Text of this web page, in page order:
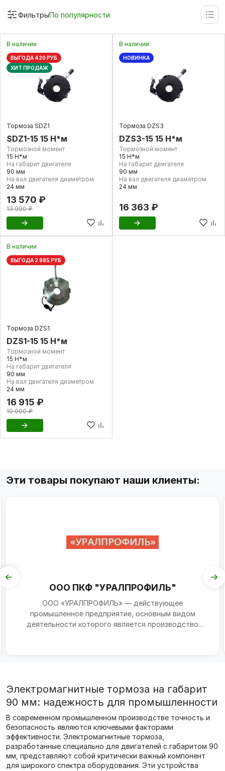
ФильтрыПо популярности
В наличии
ВЫГОДА 420 РУБ
ХИТ ПРОДАЖ
Тормоза SDZ1
SDZ1-15 15 Н*м
Тормозной момент
15 Н*м
На габарит двигателя
90 мм
На вал двигателя диаметром
24 мм
13 570 ₽
13 990 ₽
В наличии
НОВИНКА
Тормоза DZS3
DZS3-15 15 Н*м
Тормозной момент
15 Н*м
На габарит двигателя
90 мм
На вал двигателя диаметром
24 мм
16 363 ₽
В наличии
ВЫГОДА 2 985 РУБ
Тормоза DZS1
DZS1-15 15 Н*м
Тормозной момент
15 Н*м
На габарит двигателя
90 мм
На вал двигателя диаметром
24 мм
16 915 ₽
19 900 ₽
Эти товары покупают наши клиенты:
ООО ПКФ "УРАЛПРОФИЛЬ"
ООО «УРАЛПРОФИЛЬ» — действующее
промышленное предприятие, основным видом
деятельности которого является производство
Электромагнитные тормоза на габарит
90 мм: надежность для промышленности
В современном промышленном производстве точность и
безопасность являются ключевыми факторами
эффективности. Электромагнитные тормоза,
разработанные специально для двигателей с габаритом 90
мм, представляют собой критически важный компонент
для широкого спектра оборудования. Эти устройства